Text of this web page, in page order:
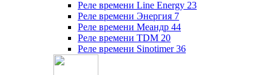
Реле времени Line Energy 23
Реле времени Энергия 7
Реле времени Меандр 44
Реле времени TDM 20
Реле времени Sinotimer 36